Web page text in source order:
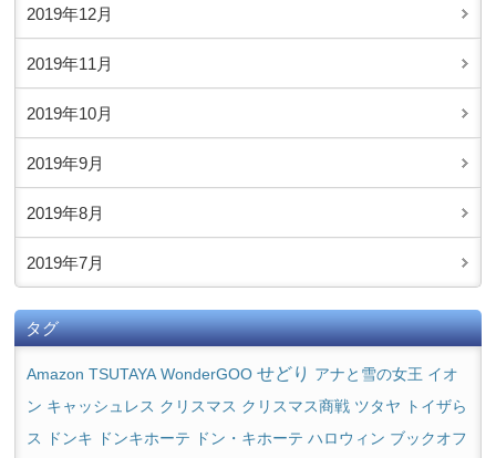
2019年12月
2019年11月
2019年10月
2019年9月
2019年8月
2019年7月
タグ
Amazon TSUTAYA WonderGOO せどり アナと雪の女王 イオ
ン キャッシュレス クリスマス クリスマス商戦 ツタヤ
トイザら
ス
ドンキ ドンキホーテ ドン・キホーテ ハロウィン ブックオフ